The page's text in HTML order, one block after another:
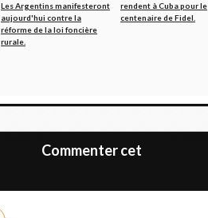
Les Argentins manifesteront
aujourd'hui contre la
réforme de la loi foncière
rurale.
rendent à Cuba pour le
centenaire de Fidel.
Commenter cet